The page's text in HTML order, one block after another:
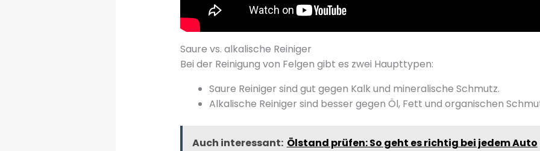
Saure vs. alkalische Reiniger
Bei der Reinigung von Felgen gibt es zwei Haupttypen:
Saure Reiniger sind gut gegen Kalk und mineralische Schmutz.
Alkalische Reiniger sind besser gegen Öl, Fett und organischen
Auch interessant: Ölstand prüfen: So geht es richtig bei jedem Auto